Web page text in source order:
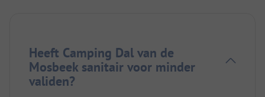
Heeft Camping Dal van de
Mosbeek sanitair voor minder
validen?